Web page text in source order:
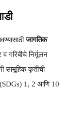
जागतिक
गरिबीचे निर्मूलन
सामूहिक कृतीची
(SDGs) 1, 2 आणि 10